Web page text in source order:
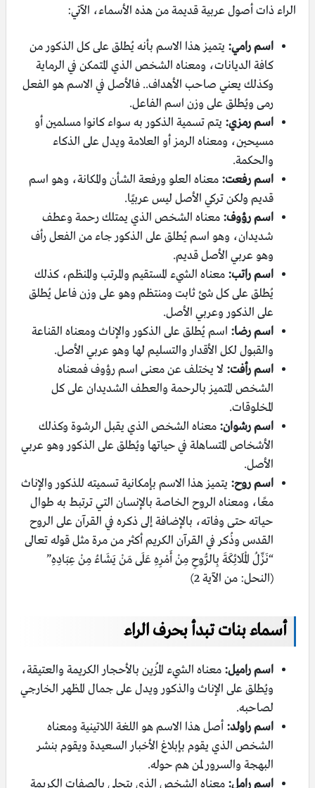
الراء ذات أصول عربية قديمة من هذه الأسماء، الآتي:
اسم رامي: يتميز هذا الاسم بأنه يُطلق على كل الذكور من
كافة الديانات، ومعناه الشخص الذي المتمكن في الرماية
وكذلك يعني صاحب الأهداف.. فالأصل في الاسم هو الفعل
رمى ويُطلق على وزن اسم الفاعل.
اسم رمزي: يتم تسمية الذكور به سواء كانوا مسلمين أو
مسيحين، ومعناه الرمز أو العلامة ويدل على الذكاء
والحكمة.
اسم رفعت: معناه العلو ورفعة الشأن والمكانة، وهو اسم
قديم ولكن تركي الأصل ليس عربيًا.
اسم رؤوف: معناه الشخص الذي يمتلك رحمة وعطف
شديدان، وهو اسم يُطلق على الذكور جاء من الفعل رأف
وهو عربي الأصل قديم.
اسم راتب: معناه الشيء المستقيم والمرتب والمنظم، كذلك
يُطلق على كل شئ ثابت ومنتظم وهو على وزن فاعل يُطلق
على الذكور وعربي الأصل.
اسم رضا: اسم يُطلق على الذكور والإناث ومعناه القناعة
والقبول لكل الأقدار والتسليم لها وهو عربي الأصل.
اسم رأفت: لا يختلف عن معنى اسم رؤوف فمعناه
الشخص المتميز بالرحمة والعطف الشديدان على كل
المخلوقات.
اسم رشوان: معناه الشخص الذي يقبل الرشوة وكذلك
الأشخاص المتساهلة في حياتها ويُطلق على الذكور وهو عربي
الأصل.
اسم روح: يتميز هذا الاسم بإمكانية تسميته للذكور والإناث
معًا، ومعناه الروح الخاصة بالإنسان التي ترتبط به طوال
حياته حتى وفاته، بالإضافة إلى ذكره في القرآن على الروح
القدس وذُكر في القرآن الكريم أكثر من مرة مثل قوله تعالى
“نَزِّلُ الْمَلائِكَةَ بِالرُّوحِ مِنْ أَمْرِهِ عَلَى مَنْ يَشَاءُ مِنْ عِبَادِهِ”
(النحل: من الآية 2)
أسماء بنات تبدأ بحرف الراء
اسم راميل: معناه الشيء المُزين بالأحجار الكريمة والعتيقة،
ويُطلق على الإناث والذكور ويدل على جمال المظهر الخارجي
لصاحبه.
اسم راولد: أصل هذا الاسم هو اللغة اللاتينية ومعناه
الشخص الذي يقوم بإبلاغ الأخبار السعيدة ويقوم بنشر
البهجة والسرور لمن هم حوله.
اسم رامل: معناه الشخص الذي يتحلى بالصفات الكريمة